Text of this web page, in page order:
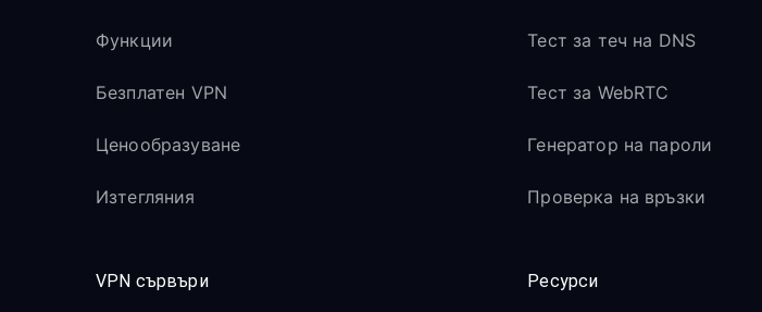
Функции
Безплатен VPN
Ценообразуване
Изтегляния
Тест за теч на DNS
Тест за WebRTC
Генератор на пароли
Проверка на връзки
VPN сървъри Ресурси